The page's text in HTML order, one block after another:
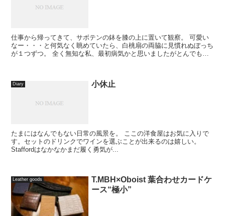
仕事から帰ってきて、サボテンの鉢を膝の上に置いて観察。 可愛い
なー・・・と何気なく眺めていたら、白桃扇の両脇に見慣れぬぼっち
が１つずつ。 全く無知な私、最初病気かと思いましたがとんでもな
Diary 小休止
たまにはなんでもない日常の風景を。 ここの洋食屋はお気に入りで
す。セットのドリンクでワインを選ぶことが出来るのは嬉しい。
Staffordはなかなかまだ履く勇気が...
Leather goods
T.MBH×Oboist 葉合わせカードケ
ース“極小”